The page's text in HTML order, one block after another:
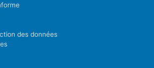
des données